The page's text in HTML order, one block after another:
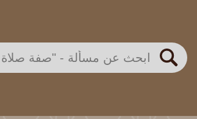
بحث
اللجنة الدائمة